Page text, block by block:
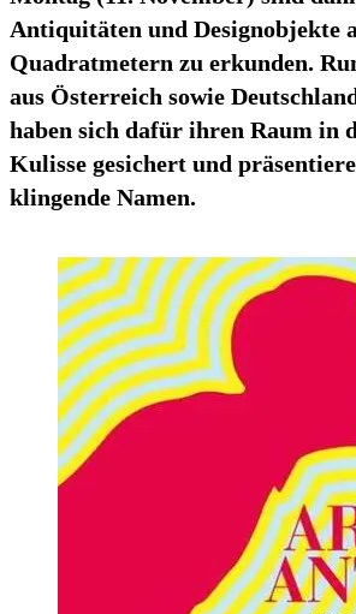
Antiquitäten und Designobjekte
Quadratmetern zu erkunden.
aus Österreich sowie
haben sich dafür ihren Raum in
Kulisse gesichert und
klingende Namen.